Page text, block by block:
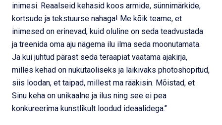
inimesi. Reaalseid kehasid koos armide, sünnimärkide,
kortsude ja tekstuurse nahaga! Me kõik teame, et
inimesed on erinevad, kuid oluline on seda teadvustada
ja treenida oma aju nägema ilu ilma seda moonutamata.
Ja kui juhtud pärast seda teraapiat vaatama ajakirja,
milles kehad on nukutaoliseks ja läikivaks photoshopitud,
siis loodan, et taipad, millest ma rääkisin. Mõistad, et
Sinu keha on unikaalne ja ilus ning see ei pea
konkureerima kunstlikult loodud ideaalidega.’’